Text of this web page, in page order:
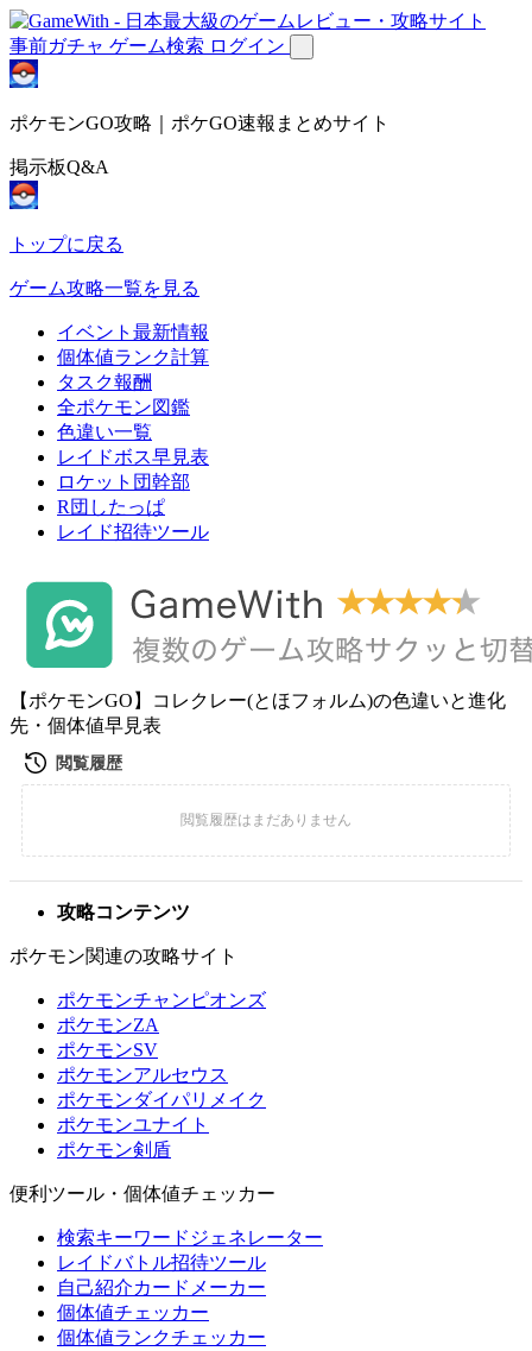
事前ガチャ ゲーム検索 ログイン
ポケモンGO攻略｜ポケGO速報まとめサイト
掲示板Q&A
トップに戻る
ゲーム攻略一覧を見る
イベント最新情報
個体値ランク計算
タスク報酬
全ポケモン図鑑
色違い一覧
レイドボス早見表
ロケット団幹部
R団したっぱ
レイド招待ツール
【ポケモンGO】コレクレー(とほフォルム)の色違いと進化
先・個体値早見表
攻略コンテンツ
ポケモン関連の攻略サイト
ポケモンチャンピオンズ
ポケモンZA
ポケモンSV
ポケモンアルセウス
ポケモンダイパリメイク
ポケモンユナイト
ポケモン剣盾
便利ツール・個体値チェッカー
検索キーワードジェネレーター
レイドバトル招待ツール
自己紹介カードメーカー
個体値チェッカー
個体値ランクチェッカー